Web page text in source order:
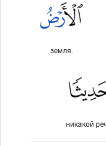
земля.
никакой